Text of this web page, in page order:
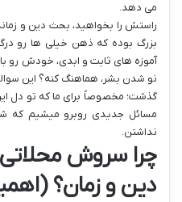
می دهد.
راستش را بخواهید، بحث دین و
بزرگ بوده که ذهن خیلی ها رو
آموزه های ثابت و ابدی، خودش رو
نو شدن بشر، هماهنگ کنه؟ این
گذشت؛ مخصوصاً برای ما که تو دل
مسائل جدیدی روبرو میشیم که
نداشتن.
چرا سروش
دین و زمان؟